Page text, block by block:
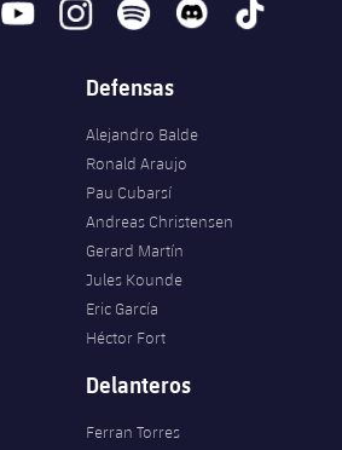
youtubeinstagramspotify discord tiktok
Defensas
Alejandro Balde
Ronald Araujo
Pau Cubarsí
Andreas Christensen
Gerard Martín
Jules Kounde
Eric García
Héctor Fort
Delanteros
Ferran Torres